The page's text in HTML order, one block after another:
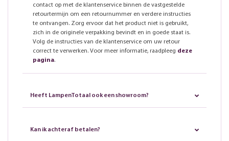
contact op met de klantenservice binnen de vastgestelde
retourtermijn om een retournummer en verdere instructies
te ontvangen. Zorg ervoor dat het product niet is gebruikt,
zich in de originele verpakking bevindt en in goede staat is.
Volg de instructies van de klantenservice om uw retour
correct te verwerken. Voor meer informatie, raadpleeg deze
pagina.
Heeft LampenTotaal ook een showroom?
Kan ik achteraf betalen?